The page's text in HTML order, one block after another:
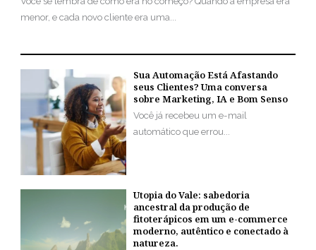
menor, e cada novo cliente era uma...
Sua Automação Está Afastando
seus Clientes? Uma conversa
sobre Marketing, IA e Bom Senso
Você já recebeu um e-mail
automático que errou...
Utopia do Vale: sabedoria
ancestral da produção de
fitoterápicos em um e-commerce
moderno, autêntico e conectado à
natureza.